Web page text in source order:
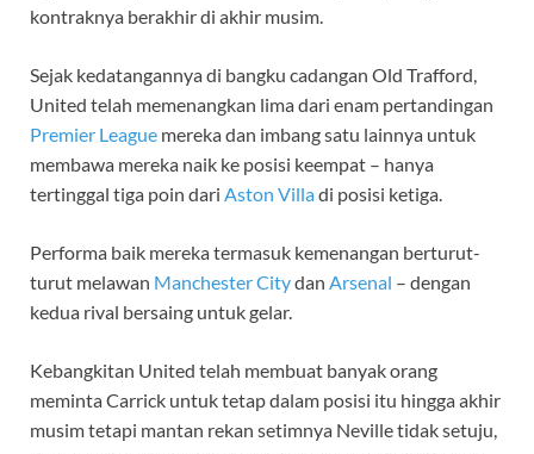
kontraknya berakhir di akhir musim.
Sejak kedatangannya di bangku cadangan Old Trafford,
United telah memenangkan lima dari enam pertandingan
Premier League mereka dan imbang satu lainnya untuk
membawa mereka naik ke posisi keempat – hanya
tertinggal tiga poin dari Aston Villadi posisi ketiga.
Performa baik mereka termasuk kemenangan berturut-
turut melawan Manchester Citydan Arsenal – dengan
kedua rival bersaing untuk gelar.
Kebangkitan United telah membuat banyak orang
meminta Carrick untuk tetap dalam posisi itu hingga akhir
musim tetapi mantan rekan setimnya Neville tidak setuju,